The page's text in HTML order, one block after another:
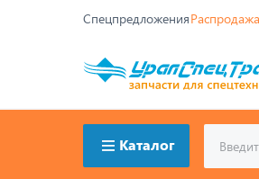
СпецпредложенияРаспродажа
Каталог